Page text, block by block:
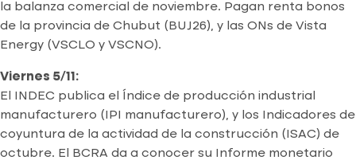
la balanza comercial de noviembre. Pagan renta bonos
de la provincia de Chubut (BUJ26), y las ONs de Vista
Energy (VSCLO y VSCNO).
Viernes 5/11:
El INDEC publica el Índice de producción industrial
manufacturero (IPI manufacturero), y los Indicadores de
coyuntura de la actividad de la construcción (ISAC) de
octubre. El BCRA da a conocer su Informe monetario